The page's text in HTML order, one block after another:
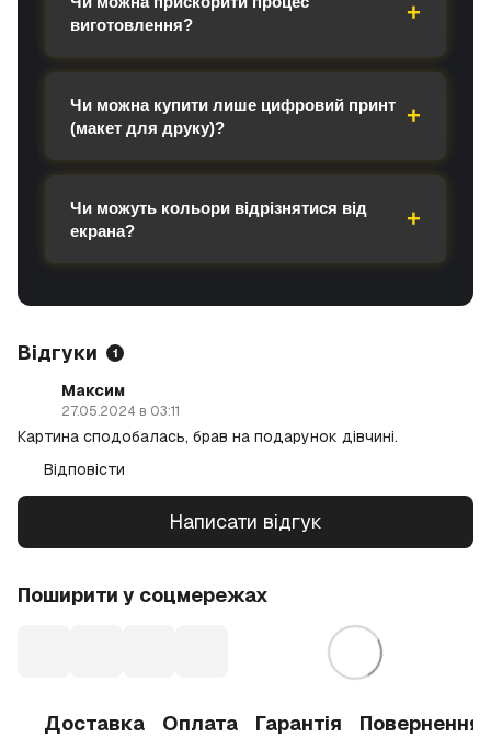
виготовлення?
Чи можна купити лише цифровий принт
(макет для друку)?
Чи можуть кольори відрізнятися від
екрана?
Відгуки 1
Максим
27.05.2024 в 03:11
Картина сподобалась, брав на подарунок дівчині.
Відповісти
Написати відгук
Поширити у соцмережах
Доставка Оплата Гарантія Повернення